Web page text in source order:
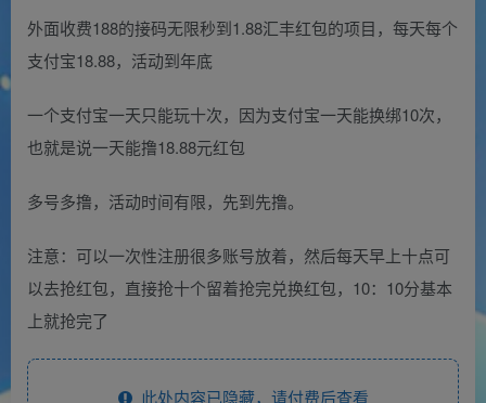
外面收费188的接码无限秒到1.88汇丰红包的项目，每天每个
支付宝18.88，活动到年底
一个支付宝一天只能玩十次，因为支付宝一天能换绑10次，
也就是说一天能撸18.88元红包
多号多撸，活动时间有限，先到先撸。
注意：可以一次性注册很多账号放着，然后每天早上十点可
以去抢红包，直接抢十个留着抢完兑换红包，10：10分基本
上就抢完了
此处内容已隐藏，请付费后查看